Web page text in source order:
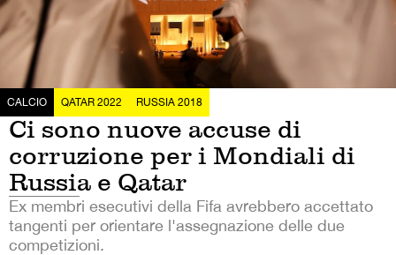
CALCIO QATAR 2022 RUSSIA 2018
Ci sono nuove accuse di
corruzione per i Mondiali di
Russia e Qatar
Ex membri esecutivi della Fifa avrebbero accettato
tangenti per orientare l'assegnazione delle due
competizioni.